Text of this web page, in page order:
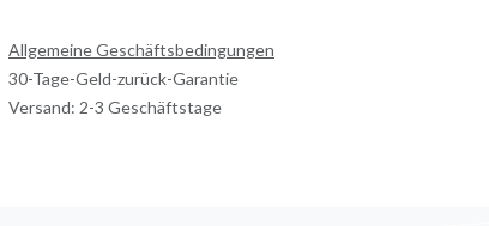
Allgemeine Geschäftsbedingungen
30-Tage-Geld-zurück-Garantie
Versand: 2-3 Geschäftstage